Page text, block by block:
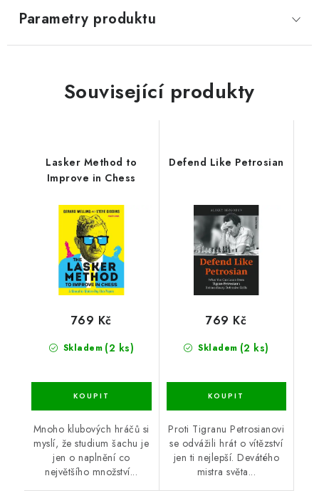
Parametry produktu
Související produkty
Lasker Method to
Improve in Chess
Skladem (2 ks)
769 Kč
Mnoho klubových hráčů si
myslí, že studium šachu je
jen o naplnění co
největšího množství...
Defend Like Petrosian
Skladem (2 ks)
769 Kč
Proti Tigranu Petrosianovi
se odvážili hrát o vítězství
jen ti nejlepší. Devátého
mistra světa...